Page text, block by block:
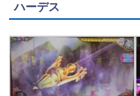
ハーデス